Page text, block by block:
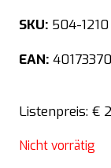
SKU: 504-1210
EAN:
Listenpreis: €
Nicht vorrätig